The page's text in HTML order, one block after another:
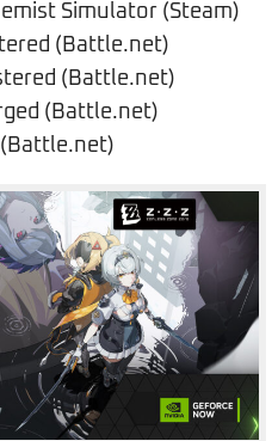
Simulator (Steam)
(Battle.net)
(Battle.net)
(Battle.net)